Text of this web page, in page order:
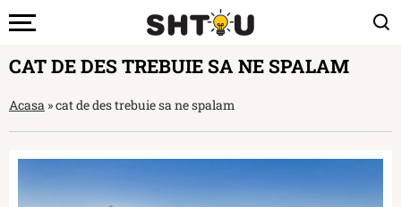
CAT DE DES TREBUIE SA NE SPALAM
Acasa »cat de des trebuie sa ne spalam